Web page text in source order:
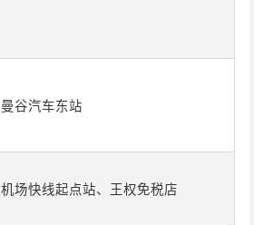
曼谷汽车东站
机场快线起点站、王权免税店